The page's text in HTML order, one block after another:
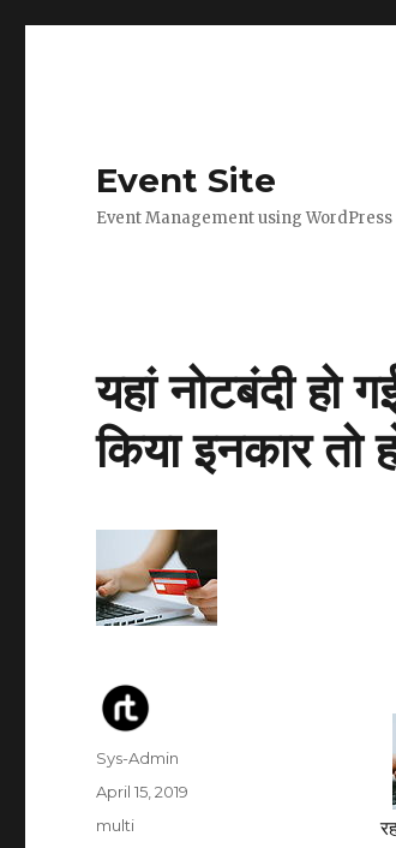
Event Site
Event Management using WordPress
यहां नोटबंदी
किया इनकार तो
Author
Sys-Admin
Posted
April 15, 2019
Categories
multi